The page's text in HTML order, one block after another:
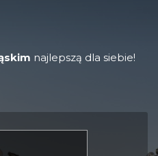
najlepszą dla siebie!